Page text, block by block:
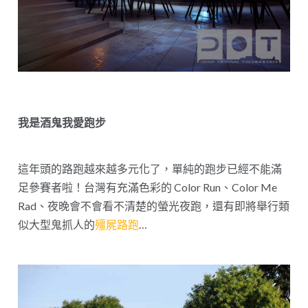
我是酒鬼我愛跑步
這年頭的路跑越來越多元化了，單純的跑步已經不能滿
足參賽者啦！台灣有充滿色彩的 Color Run、Color Me
Rad、夜晚會不會看不清楚的螢光夜跑，還有即將舉行類
似大型鬼抓人的殭屍路跑…